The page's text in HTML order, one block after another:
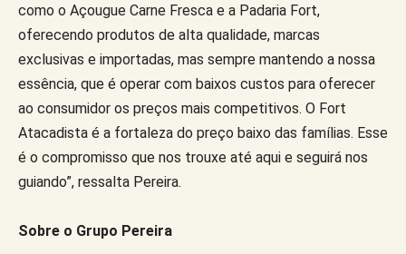
como o Açougue Carne Fresca e a Padaria Fort,
oferecendo produtos de alta qualidade, marcas
exclusivas e importadas, mas sempre mantendo a nossa
essência, que é operar com baixos custos para oferecer
ao consumidor os preços mais competitivos. O Fort
Atacadista é a fortaleza do preço baixo das famílias. Esse
é o compromisso que nos trouxe até aqui e seguirá nos
guiando”, ressalta Pereira.
Sobre o Grupo Pereira